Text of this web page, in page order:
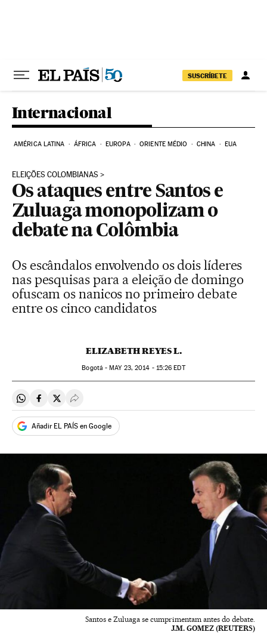
SUSCRÍBETE
Internacional
AMÉRICA LATINA ÁFRICA EUROPA ORIENTE MÉDIO CHINA EUA
ELEIÇÕES COLOMBIANAS
Os ataques entre Santos e
Zuluaga monopolizam o
debate na Colômbia
Os escândalos envolvendo os dois líderes
nas pesquisas para a eleição de domingo
ofuscam os nanicos no primeiro debate
entre os cinco candidatos
ELIZABETH REYES L.
Bogotá -MAY23, 2014 - 15:26 EDT
Compartir en Whatsapp
Compartir en Facebook
Compartir en Twitter
Desplegar Redes Sociales
Añadir EL PAÍS en Google
Santos e Zuluaga se cumprimentam antes do debate.
J.M. GOMEZ (REUTERS)